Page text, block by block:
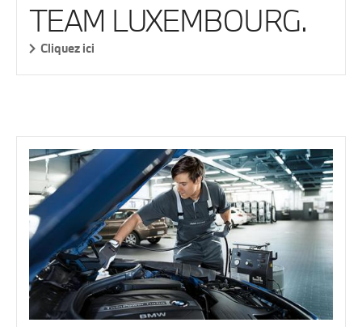
TEAM LUXEMBOURG.
Cliquez ici